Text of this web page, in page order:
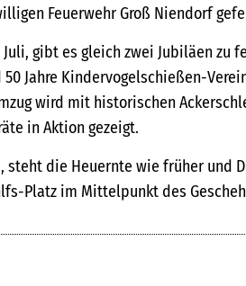
Feuerwehr Groß Niendorf
Juli, gibt es gleich zwei Jubiläen zu
Jahre Kindervogelschießen-
wird mit historischen
in Aktion gezeigt.
steht die Heuernte wie früher und
Platz im Mittelpunkt des